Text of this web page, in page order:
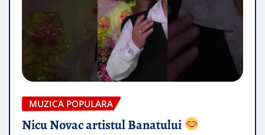
MUZICA POPULARA
Nicu Novac artistul Banatului